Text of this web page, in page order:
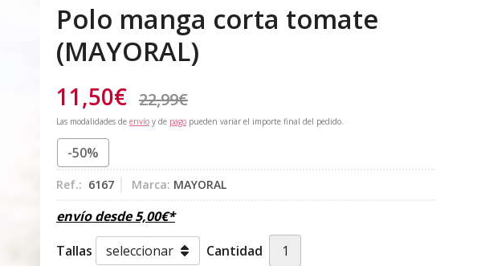
Polo manga corta tomate
(MAYORAL)
11,50€ 22,99€
Las modalidades de envío y de pago pueden variar el importe final del pedido.
-50%
Ref.: 6167 Marca: MAYORAL
envío desde5,00€*
Tallas
Cantidad